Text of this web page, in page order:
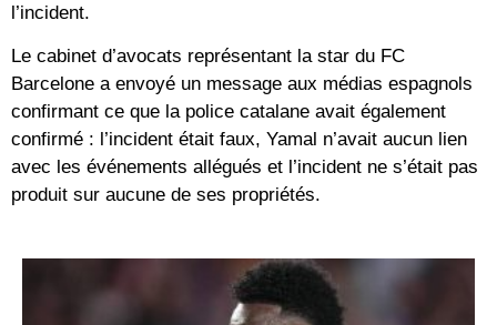
l’incident.
Le cabinet d’avocats représentant la star du FC
Barcelone a envoyé un message aux médias espagnols
confirmant ce que la police catalane avait également
confirmé : l’incident était faux, Yamal n’avait aucun lien
avec les événements allégués et l’incident ne s’était pas
produit sur aucune de ses propriétés.